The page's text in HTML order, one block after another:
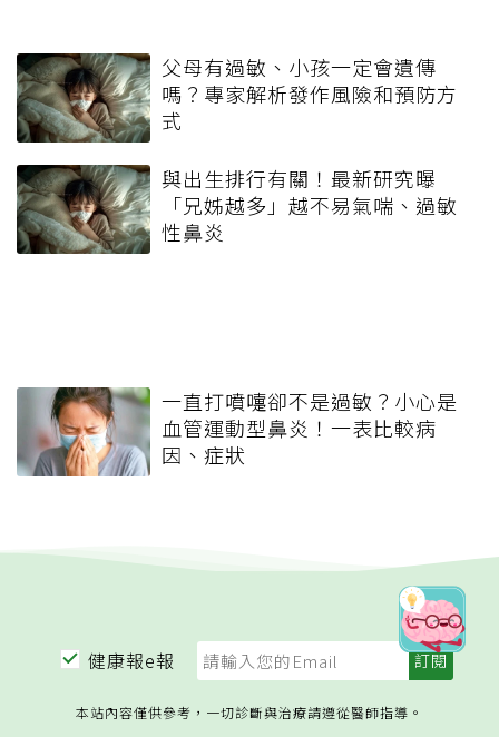
父母有過敏、小孩一定會遺傳
嗎？專家解析發作風險和預防方
式
與出生排行有關！最新研究曝
「兄姊越多」越不易氣喘、過敏
性鼻炎
一直打噴嚏卻不是過敏？小心是
血管運動型鼻炎！一表比較病
因、症狀
健康報e報
本站內容僅供參考，一切診斷與治療請遵從醫師指導。